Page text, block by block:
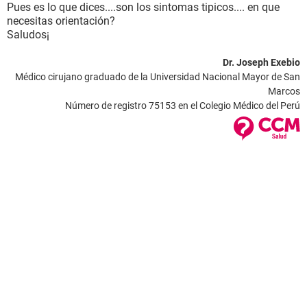
Pues es lo que dices....son los sintomas tipicos.... en que
necesitas orientación?
Saludos¡
Dr. Joseph Exebio
Médico cirujano graduado de la Universidad Nacional Mayor de San
Marcos
Número de registro 75153 en el Colegio Médico del Perú